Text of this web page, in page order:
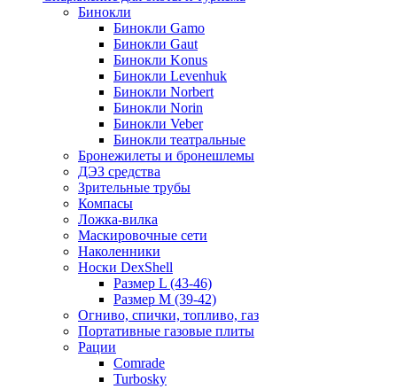
Бинокли
Бинокли Gamo
Бинокли Gaut
Бинокли Konus
Бинокли Levenhuk
Бинокли Norbert
Бинокли Norin
Бинокли Veber
Бинокли театральные
Бронежилеты и бронешлемы
ДЭЗ средства
Зрительные трубы
Компасы
Ложка-вилка
Маскировочные сети
Наколенники
Носки DexShell
Размер L (43-46)
Размер M (39-42)
Огниво, спички, топливо, газ
Портативные газовые плиты
Рации
Comrade
Turbosky